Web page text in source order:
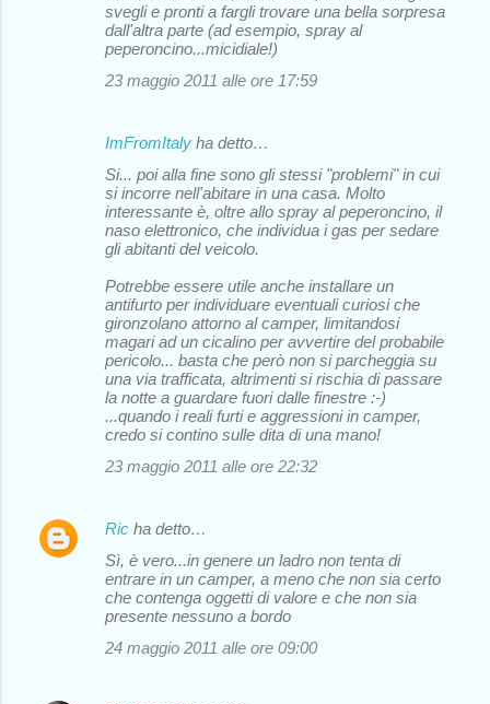
svegli e pronti a fargli trovare una bella sorpresa
dall'altra parte (ad esempio, spray al
peperoncino...micidiale!)
23 maggio 2011 alle ore 17:59
ImFromItaly ha detto…
Si... poi alla fine sono gli stessi "problemi" in cui
si incorre nell'abitare in una casa. Molto
interessante è, oltre allo spray al peperoncino, il
naso elettronico, che individua i gas per sedare
gli abitanti del veicolo.
Potrebbe essere utile anche installare un
antifurto per individuare eventuali curiosi che
gironzolano attorno al camper, limitandosi
magari ad un cicalino per avvertire del probabile
pericolo... basta che però non si parcheggia su
una via trafficata, altrimenti si rischia di passare
la notte a guardare fuori dalle finestre :-)
...quando i reali furti e aggressioni in camper,
credo si contino sulle dita di una mano!
23 maggio 2011 alle ore 22:32
Ric ha detto…
Sì, è vero...in genere un ladro non tenta di
entrare in un camper, a meno che non sia certo
che contenga oggetti di valore e che non sia
presente nessuno a bordo
24 maggio 2011 alle ore 09:00